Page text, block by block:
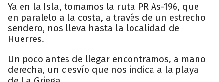
Ya en la Isla, tomamos la ruta PR As-196, que
en paralelo a la costa, a través de un estrecho
sendero, nos lleva hasta la localidad de
Huerres.
Un poco antes de llegar encontramos, a mano
derecha, un desvío que nos indica a la playa